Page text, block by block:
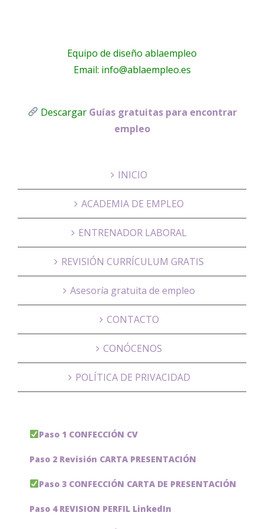
Equipo de diseño ablaempleo
Email: info@ablaempleo.es
Descargar Guías gratuitas para encontrar
empleo
INICIO
ACADEMIA DE EMPLEO
ENTRENADOR LABORAL
REVISIÓN CURRÍCULUM GRATIS
Asesoría gratuita de empleo
CONTACTO
CONÓCENOS
POLÍTICA DE PRIVACIDAD
Paso 1 CONFECCIÓN CV
Paso 2 Revisión CARTA PRESENTACIÓN
Paso 3 CONFECCIÓN CARTA DE PRESENTACIÓN
Paso 4 REVISION PERFIL LinkedIn